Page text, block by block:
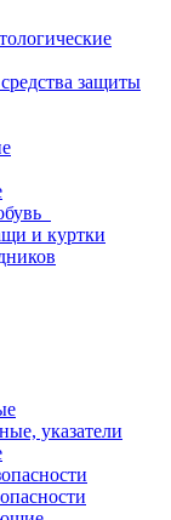
защиты
и куртки
указатели